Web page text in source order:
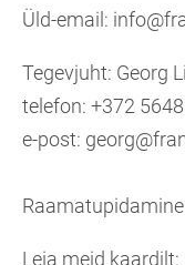
Üld-email:
Tegevjuht: Georg
telefon: +372
e-post:
Leia meid kaardilt: